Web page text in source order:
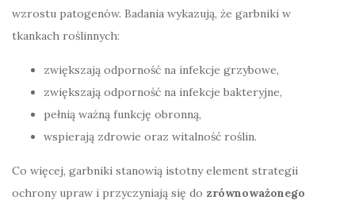
wzrostu patogenów. Badania wykazują, że garbniki w
tkankach roślinnych:
zwiększają odporność na infekcje grzybowe,
zwiększają odporność na infekcje bakteryjne,
pełnią ważną funkcję obronną,
wspierają zdrowie oraz witalność roślin.
Co więcej, garbniki stanowią istotny element strategii
ochrony upraw i przyczyniają się do zrównoważonego